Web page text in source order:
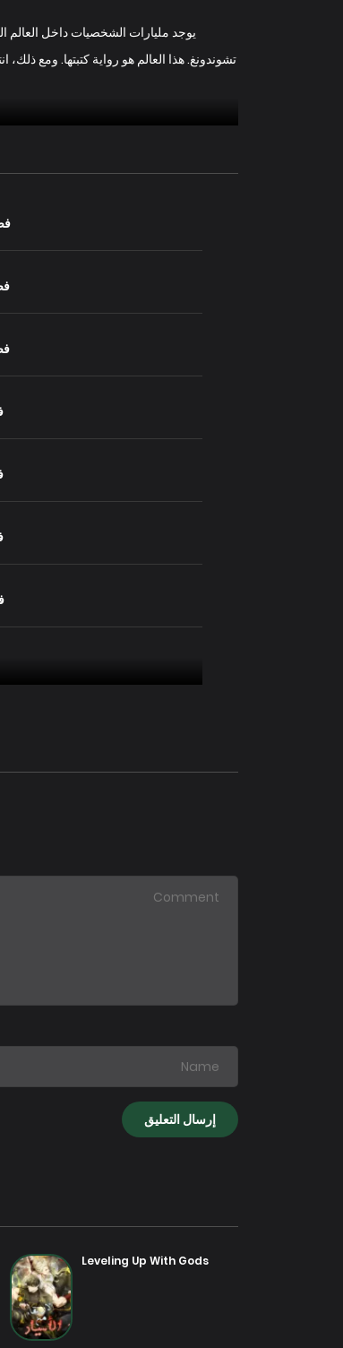
يوجد مليارات الشخصيات داخل العالم
تشوندونغ. هذا العالم هو رواية كتبتها. ومع
Leveling Up With Gods